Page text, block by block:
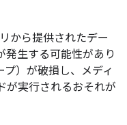
から提供されたデー
発生する可能性があり
）が破損し、メディ
が実行されるおそれが